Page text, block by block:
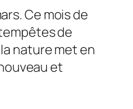
Ce mois de
de
nature met en
et